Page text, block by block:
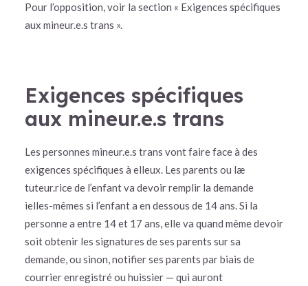
Pour l’opposition, voir la section « Exigences spécifiques
aux mineur.e.s trans ».
Exigences spécifiques
aux mineur.e.s trans
Les personnes mineur.e.s trans vont faire face à des
exigences spécifiques à elleux. Les parents ou læ
tuteur.rice de l’enfant va devoir remplir la demande
ielles-mêmes si l’enfant a en dessous de 14 ans. Si la
personne a entre 14 et 17 ans, elle va quand même devoir
soit obtenir les signatures de ses parents sur sa
demande, ou sinon, notifier ses parents par biais de
courrier enregistré ou huissier — qui auront